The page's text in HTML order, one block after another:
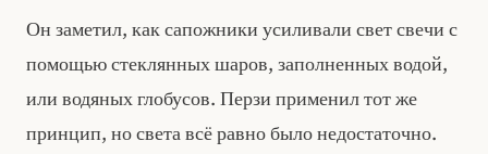
Он заметил, как сапожники усиливали свет свечи с
помощью стеклянных шаров, заполненных водой,
или водяных глобусов. Перзи применил тот же
принцип, но света всё равно было недостаточно.